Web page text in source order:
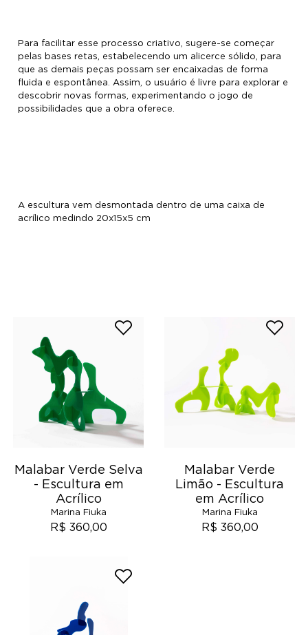
Para facilitar esse processo criativo, sugere-se começar
pelas bases retas, estabelecendo um alicerce sólido, para
que as demais peças possam ser encaixadas de forma
fluida e espontânea. Assim, o usuário é livre para explorar e
descobrir novas formas, experimentando o jogo de
possibilidades que a obra oferece.
A escultura vem desmontada dentro de uma caixa de
acrílico medindo 20x15x5 cm
Malabar Verde Selva
- Escultura em
Acrílico
Marina Fiuka
R$ 360,00
Malabar Verde
Limão - Escultura
em Acrílico
Marina Fiuka
R$ 360,00